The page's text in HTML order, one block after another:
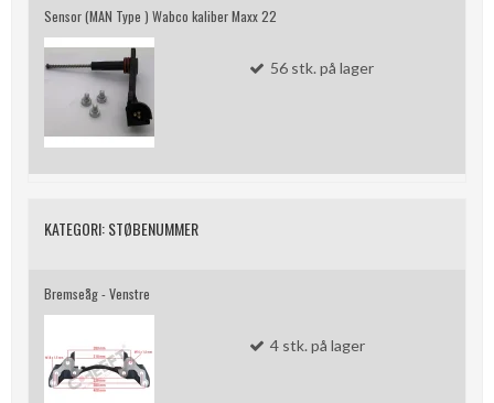
Sensor (MAN Type ) Wabco kaliber Maxx 22
56 stk. på lager
KATEGORI:STØBENUMMER
Bremseåg - Venstre
4 stk. på lager